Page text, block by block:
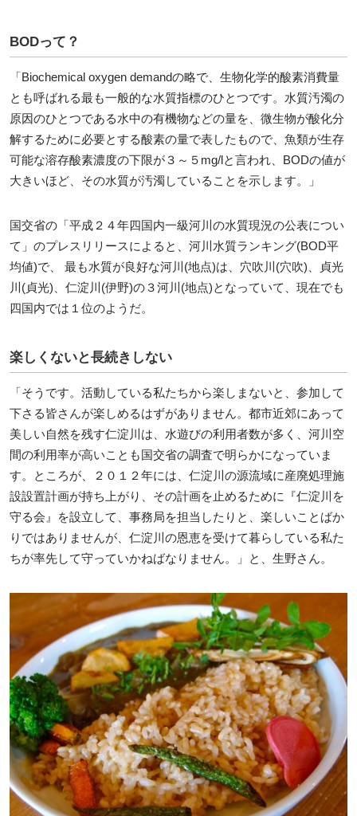
BODって？
「Biochemical oxygen demandの略で、生物化学的酸素消費量
とも呼ばれる最も一般的な水質指標のひとつです。水質汚濁の
原因のひとつである水中の有機物などの量を、微生物が酸化分
解するために必要とする酸素の量で表したもので、魚類が生存
可能な溶存酸素濃度の下限が３～５mg/lと言われ、BODの値が
大きいほど、その水質が汚濁していることを示します。」
国交省の「平成２４年四国内一級河川の水質現況の公表につい
て」のプレスリリースによると、河川水質ランキング(BOD平
均値)で、 最も水質が良好な河川(地点)は、穴吹川(穴吹)、貞光
川(貞光)、仁淀川(伊野)の３河川(地点)となっていて、現在でも
四国内では１位のようだ。
楽しくないと長続きしない
「そうです。活動している私たちから楽しまないと、参加して
下さる皆さんが楽しめるはずがありません。都市近郊にあって
美しい自然を残す仁淀川は、水遊びの利用者数が多く、河川空
間の利用率が高いことも国交省の調査で明らかになっていま
す。ところが、２０１２年には、仁淀川の源流域に産廃処理施
設設置計画が持ち上がり、その計画を止めるために『仁淀川を
守る会』を設立して、事務局を担当したりと、楽しいことばか
りではありませんが、仁淀川の恩恵を受けて暮らしている私た
ちが率先して守っていかねばなりません。」と、生野さん。